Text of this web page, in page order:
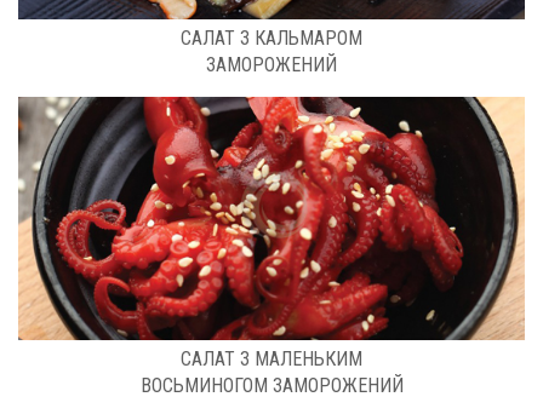
САЛАТ З КАЛЬМАРОМ
ЗАМОРОЖЕНИЙ
РОЗФАСОВКА: 1 КГ
CАЛАТ З МАЛЕНЬКИМ
ВОСЬМИНОГОМ ЗАМОРОЖЕНИЙ